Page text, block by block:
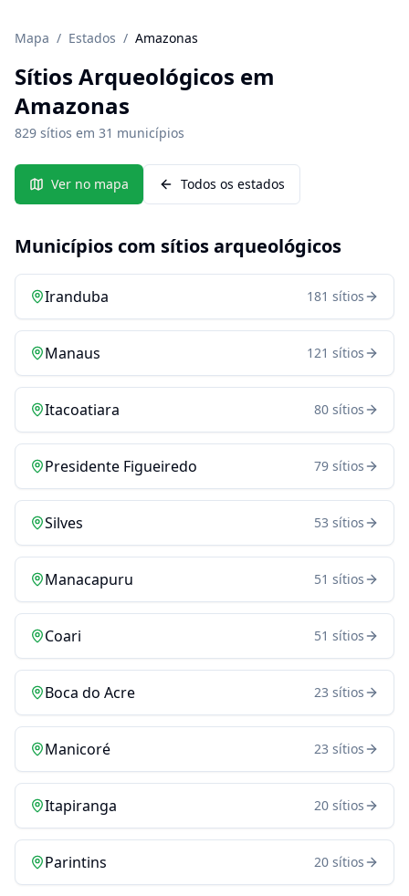
Mapa / Estados / Amazonas
Sítios Arqueológicos em
Amazonas
829 sítios em 31 municípios
Ver no mapa Todos os estados
Municípios com sítios arqueológicos
Iranduba 181 sítios
Manaus 121 sítios
Itacoatiara 80 sítios
Presidente Figueiredo 79 sítios
Silves 53 sítios
Manacapuru 51 sítios
Coari 51 sítios
Boca do Acre 23 sítios
Manicoré 23 sítios
Itapiranga 20 sítios
Parintins 20 sítios